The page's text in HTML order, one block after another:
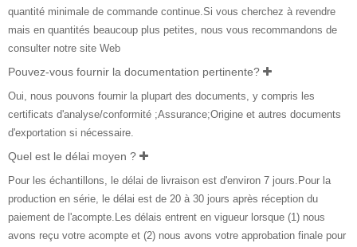
quantité minimale de commande continue.Si vous cherchez à revendre
mais en quantités beaucoup plus petites, nous vous recommandons de
consulter notre site Web
Pouvez-vous fournir la documentation pertinente?
Oui, nous pouvons fournir la plupart des documents, y compris les
certificats d'analyse/conformité ;Assurance;Origine et autres documents
d'exportation si nécessaire.
Quel est le délai moyen ?
Pour les échantillons, le délai de livraison est d'environ 7 jours.Pour la
production en série, le délai est de 20 à 30 jours après réception du
paiement de l'acompte.Les délais entrent en vigueur lorsque (1) nous
avons reçu votre acompte et (2) nous avons votre approbation finale pour